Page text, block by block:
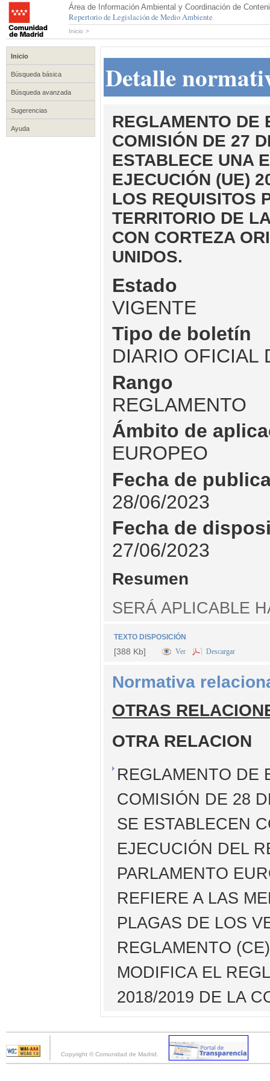
Área de Información Ambiental y Coordinación de
Repertorio de Legislación de Medio Ambiente
Inicio >
Inicio
Búsqueda básica
Búsqueda avanzada
Sugerencias
Ayuda
Detalle
REGLAMENTO DE
COMISIÓN DE 27
ESTABLECE UNA
EJECUCIÓN (UE)
LOS REQUISITOS
TERRITORIO DE
CON CORTEZA
UNIDOS.
Estado
VIGENTE
Tipo de boletín
DIARIO OFICIAL
Rango
REGLAMENTO
Ámbito de
EUROPEO
Fecha de
28/06/2023
Fecha de
27/06/2023
Resumen
SERÁ APLICABLE
TEXTO DISPOSICIÓN
[388 Kb] Ver Descargar
Normativa
OTRAS
OTRA RELACION
REGLAMENTO DE
COMISIÓN DE 28
SE ESTABLECEN
EJECUCIÓN DEL
PARLAMENTO
REFIERE A LAS
PLAGAS DE LOS
REGLAMENTO
MODIFICA EL
2018/2019 DE LA
Copyright © Comunidad de Madrid.